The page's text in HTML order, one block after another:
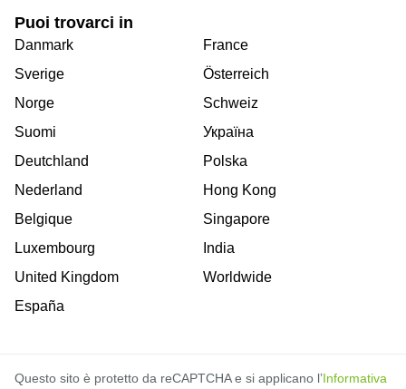
Puoi trovarci in
Danmark
Sverige
Norge
Suomi
Deutchland
Nederland
Belgique
Luxembourg
United Kingdom
España
France
Österreich
Schweiz
Україна
Polska
Hong Kong
Singapore
India
Worldwide
Questo sito è protetto da reCAPTCHA e si applicano l’Informativa